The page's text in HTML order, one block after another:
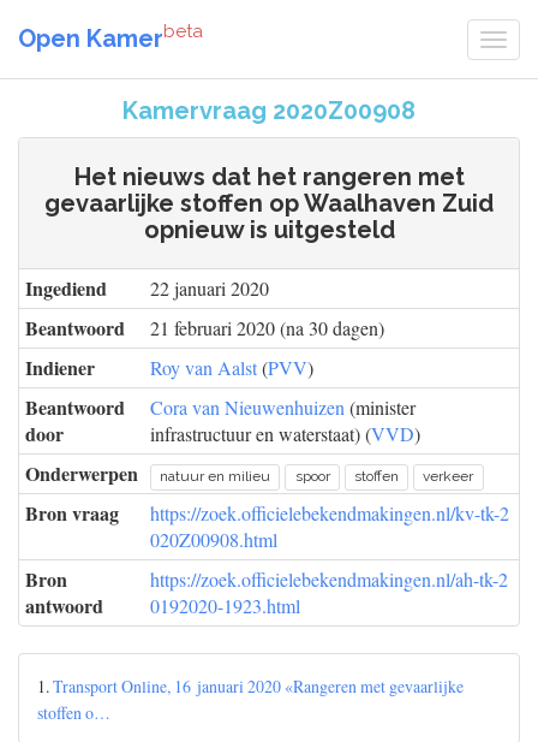
Open Kamerbeta
Kamervraag 2020Z00908
Het nieuws dat het rangeren met
gevaarlijke stoffen op Waalhaven Zuid
opnieuw is uitgesteld
Ingediend 22 januari 2020
Beantwoord 21 februari 2020 (na 30 dagen)
Indiener Roy van Aalst(PVV)
Beantwoord
door
Cora van Nieuwenhuizen (minister
infrastructuur en waterstaat) (VVD)
Onderwerpen natuur en milieu spoor stoffen verkeer
Bron vraag
https://zoek.officielebekendmakingen.nl/kv-tk-2
020Z00908.html
Bron
antwoord
https://zoek.officielebekendmakingen.nl/ah-tk-2
0192020-1923.html
1.Transport Online, 16 januari 2020 «Rangeren met gevaarlijke
stoffen o…